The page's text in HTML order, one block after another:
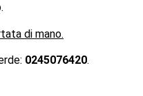
di mano.
0245076420.